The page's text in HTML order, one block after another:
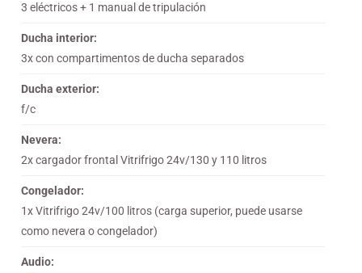
3 eléctricos + 1 manual de tripulación
Ducha interior:
3x con compartimentos de ducha separados
Ducha exterior:
f/c
Nevera:
2x cargador frontal Vitrifrigo 24v/130 y 110 litros
Congelador:
1x Vitrifrigo 24v/100 litros (carga superior, puede usarse
como nevera o congelador)
Audio: